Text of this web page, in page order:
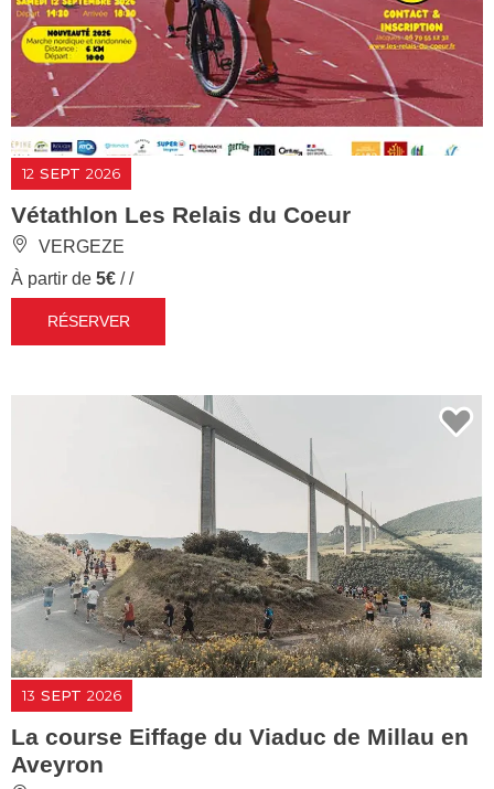
12 SEPT 2026
Vétathlon Les Relais du Coeur
VERGEZE
À partir de 5€ / /
RÉSERVER
13 SEPT 2026
La course Eiffage du Viaduc de Millau en
Aveyron